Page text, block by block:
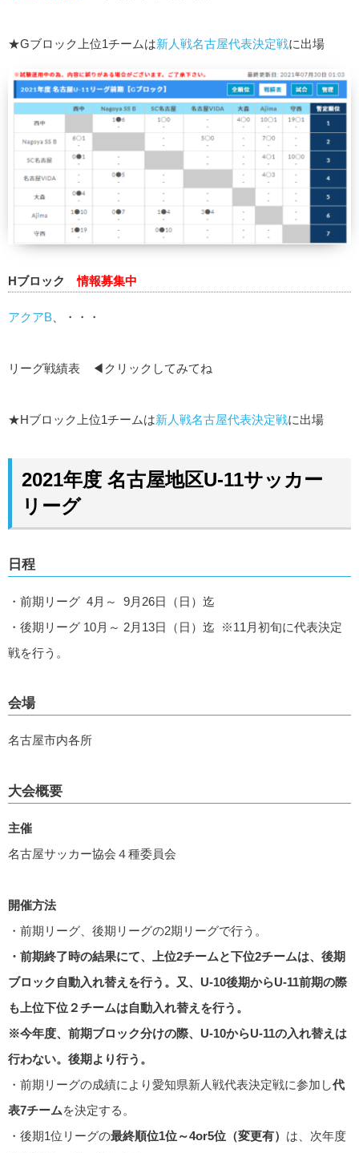
★Gブロック上位1チームは新人戦名古屋代表決定戦に出場
Hブロック 情報募集中
アクアB 、・・・
リーグ戦績表 ◀クリックしてみてね
★Hブロック上位1チームは新人戦名古屋代表決定戦に出場
2021年度 名古屋地区U-11サッカー
リーグ
日程
・前期リーグ 4月～ 9月26日（日）迄
・後期リーグ 10月～ 2月13日（日）迄 ※11月初旬に代表決定
戦を行う。
会場
名古屋市内各所
大会概要
主催
名古屋サッカー協会４種委員会
開催方法
・前期リーグ、後期リーグの2期リーグで行う。
・前期終了時の結果にて、上位2チームと下位2チームは、後期
ブロック自動入れ替えを行う。又、U-10後期からU-11前期の際
も上位下位２チームは自動入れ替えを行う。
※今年度、前期ブロック分けの際、U-10からU-11の入れ替えは
行わない。後期より行う。
・前期リーグの成績により愛知県新人戦代表決定戦に参加し代
表7チームを決定する。
・後期1位リーグの最終順位1位～4or5位（変更有） は、次年度